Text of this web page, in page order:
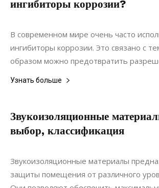
ингибиторы коррозии?
13.08.2020
В современном мире очень часто
ингибиторы коррозии. Это связано с
образом можно предотвратить
Узнать больше
Звукоизоляционные
выбор, классификация
27.07.2021
Звукоизоляционные материалы
защиты помещения от различного